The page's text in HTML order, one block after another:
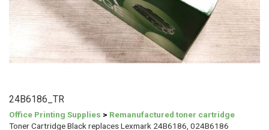
24B6186_TR
Office Printing Supplies > Remanufactured toner cartridge
Toner Cartridge Black replaces Lexmark 24B6186, 024B6186